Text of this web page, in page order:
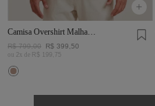
Camisa Overshirt Malha
Rústica Khaki
R$ 799,00 R$ 399,50
ou 2 x de R$ 75